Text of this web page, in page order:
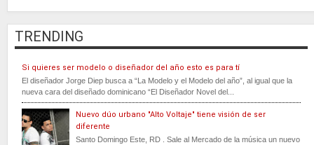
TRENDING
Si quieres ser modelo o diseñador del año esto es para tí
El diseñador Jorge Diep busca a “La Modelo y el Modelo del año”, al igual que la
nueva cara del diseñado dominicano “El Diseñador Novel del...
Nuevo dúo urbano "Alto Voltaje" tiene visión de ser
diferente
Santo Domingo Este, RD . Sale al Mercado de la música un nuevo